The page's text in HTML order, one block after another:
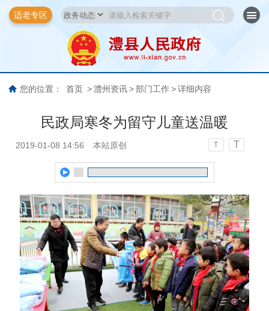
适老专区
您的位置： 首页 > 澧州资讯 > 部门工作 > 详细内容
民政局寒冬为留守儿童送温暖
2019-01-08 14:56 本站原创 T T